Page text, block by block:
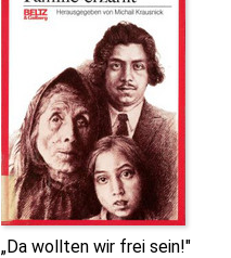
„Da wollten wir frei sein!"